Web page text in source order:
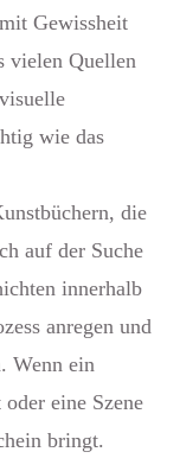
Gewissheit
vielen Quellen
wie das
die
auf der Suche
innerhalb
anregen und
Wenn ein
eine Szene
bringt.